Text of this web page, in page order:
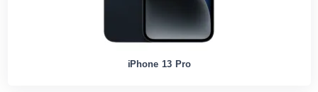
iPhone 13 Pro